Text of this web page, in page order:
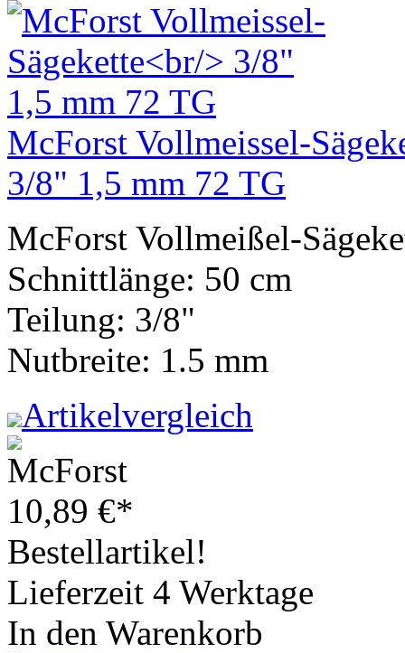
McForst Vollmeissel-
3/8" 1,5 mm 72 TG
McForst Vollmeißel-
Schnittlänge: 50 cm
Teilung: 3/8"
Nutbreite: 1.5 mm
Artikelvergleich
10,89 €*
Bestellartikel!
Lieferzeit 4 Werktage
In den Warenkorb